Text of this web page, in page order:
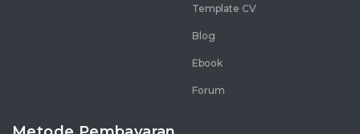
Template CV
Blog
Ebook
Forum